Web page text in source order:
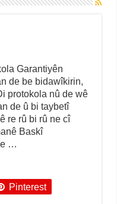
Garantiyên
de be bidawîkirin,
protokola nû de wê
de û bi taybetî
re rû bi rû ne cî
Baskî
…
Pinterest